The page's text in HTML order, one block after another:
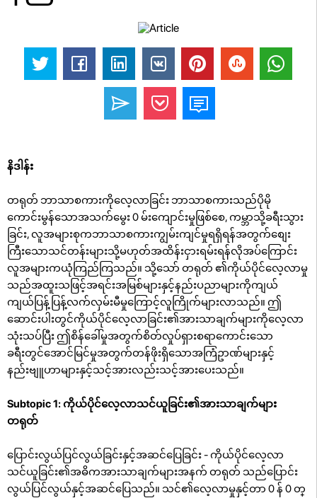
နိဒါန်း
တရုတ် ဘာသာစကားကိုလေ့လာခြင်း ဘာသာစကားသည်ပိုမို
ကောင်းမွန်သောအသက်မွေး 0 မ်းကျောင်းမှုဖြစ်စေ, ကမ္ဘာသို့ခရီးသွား
ခြင်း, လူအများစုကဘာသာစကားကျွမ်းကျင်မှုရရှိရန်အတွက်စျေး
ကြီးသောသင်တန်းများသို့မဟုတ်အထိန်းငှားရမ်းရန်လိုအပ်ကြောင်း
လူအများကယုံကြည်ကြသည်။ သို့သော် တရုတ် ၏ကိုယ်ပိုင်လေ့လာမှု
သည်အထူးသဖြင့်အရင်းအမြစ်များနှင့်နည်းပညာများကိုကျယ်
ကျယ်ပြန့်ပြန့်လက်လှမ်းမီမှုကြောင့်လူကြိုက်များလာသည်။ ဤ
ဆောင်းပါးတွင်ကိုယ်ပိုင်လေ့လာခြင်း၏အားသာချက်များကိုလေ့လာ
သုံးသပ်ပြီး ဤစိန်ခေါ်မှုအတွက်စိတ်လှုပ်ရှားစရာကောင်းသော
ခရီးတွင်အောင်မြင်မှုအတွက်တန်ဖိုးရှိသောအကြံဥာဏ်များနှင့်
နည်းဗျူဟာများနှင့်သင့်အားလည်းသင့်အားပေးသည်။
Subtopic 1: ကိုယ်ပိုင်လေ့လာသင်ယူခြင်း၏အားသာချက်များ
တရုတ်
ပြောင်းလွယ်ပြင်လွယ်ခြင်းနှင့်အဆင်ပြေခြင်း - ကိုယ်ပိုင်လေ့လာ
သင်ယူခြင်း၏အဓိကအားသာချက်များအနက် တရုတ် သည်ပြောင်း
လွယ်ပြင်လွယ်နှင့်အဆင်ပြေသည်။ သင်၏လေ့လာမှုနှင့်တာ 0 န် 0 တ္